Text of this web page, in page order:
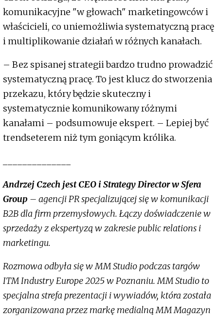
komunikacyjne "w głowach" marketingowców i
właścicieli, co uniemożliwia systematyczną pracę
i multiplikowanie działań w różnych kanałach.
– Bez spisanej strategii bardzo trudno prowadzić
systematyczną pracę. To jest klucz do stworzenia
przekazu, który będzie skuteczny i
systematycznie komunikowany różnymi
kanałami – podsumowuje ekspert. – Lepiej być
trendseterem niż tym goniącym królika.
Andrzej Czech jest CEO i Strategy Director w Sfera
Group – agencji PR specjalizującej się w komunikacji
B2B dla firm przemysłowych. Łączy doświadczenie w
sprzedaży z ekspertyzą w zakresie public relations i
marketingu.
Rozmowa odbyła się w MM Studio podczas targów
ITM Industry Europe 2025 w Poznaniu. MM Studio to
specjalna strefa prezentacji i wywiadów, która została
zorganizowana przez markę medialną MM Magazyn